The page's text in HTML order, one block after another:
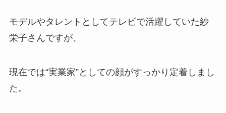
モデルやタレントとしてテレビで活躍していた紗
栄子さんですが、
現在では“実業家”としての顔がすっかり定着しまし
た。